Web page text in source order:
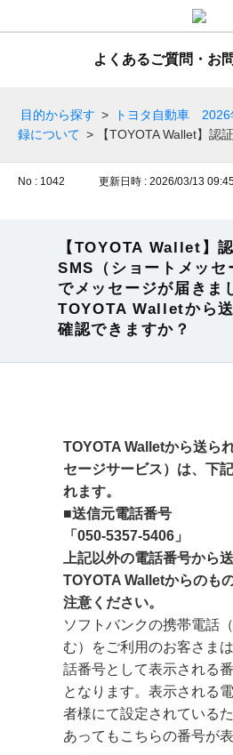
よくあるご質問・お
目的から探す > トヨタ自動車
録について > 【TOYOTA Wallet】認証
No : 1042 更新日時 : 2026/03/13
【TOYOTA Wallet】
SMS（ショートメッセ
でメッセージが届きま
TOYOTA Walletから
確認できますか？
TOYOTA Walletから送ら
セージサービス）は、下
れます。
■送信元電話番号
「050-5357-5406」
上記以外の電話番号から
TOYOTA Walletからのも
注意ください。
ソフトバンクの携帯電話
む）をご利用のお客さま
話番号として表示される
となります。表示される
者様にて設定されている
あってもこちらの番号が